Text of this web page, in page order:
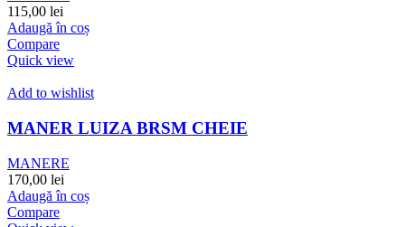
115,00 lei
Adaugă în coș
Compare
Quick view
Add to wishlist
MANER LUIZA BRSM CHEIE
MANERE
170,00 lei
Adaugă în coș
Compare